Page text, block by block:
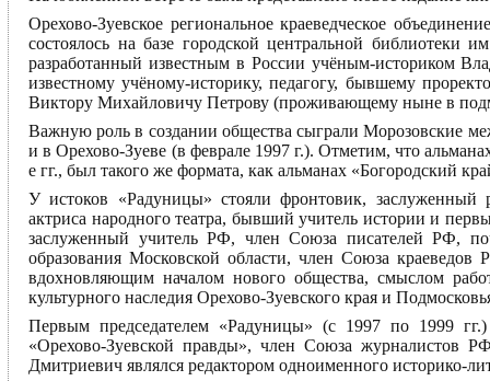
Орехово-Зуевское региональное краеведческое
состоялось на базе городской центральной библиотеки
разработанный известным в России учёным-историком
известному учёному-историку, педагогу, бывшему
Виктору Михайловичу Петрову (проживающему ныне в
Важную роль в создании общества сыграли Морозовские
и в Орехово-Зуеве (в феврале 1997 г.). Отметим, что
е гг., был такого же формата, как альманах «Богородский
У истоков «Радуницы» стояли фронтовик, заслуженный
актриса народного театра, бывший учитель истории и
заслуженный учитель РФ, член Союза писателей РФ,
образования Московской области, член Союза
вдохновляющим началом нового общества, смыслом
культурного наследия Орехово-Зуевского края и
Первым председателем «Радуницы» (с 1997 по 1999
«Орехово-Зуевской правды», член Союза журналистов
Дмитриевич являлся редактором одноименного историко-